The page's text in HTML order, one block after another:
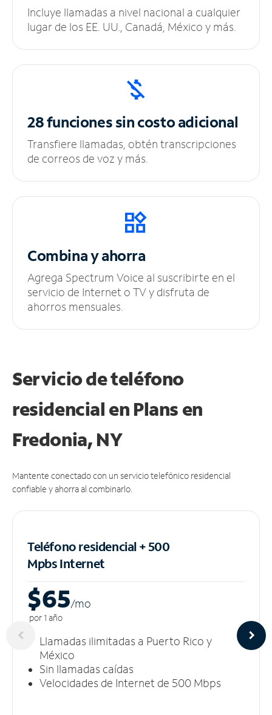
Incluye llamadas a nivel nacional a cualquier
lugar de los EE. UU., Canadá, México y más.
28 funciones sincosto adicional
Transfiere llamadas, obtén transcripciones
de correos de voz y más.
Combina y ahorra
Agrega Spectrum Voice al suscribirte en el
servicio de Internet o TV y disfruta de
ahorros mensuales.
Servicio de teléfono
residencial en Plans en
Fredonia, NY
Mantente conectado con un servicio telefónico residencial
confiable y ahorra al combinarlo.
Teléfono residencial + 500
MpbsInternet
$65/mo
por 1 año
Llamadas ilimitadas a Puerto Rico y
México
Sin llamadas caídas
Velocidades de Internet de 500 Mbps